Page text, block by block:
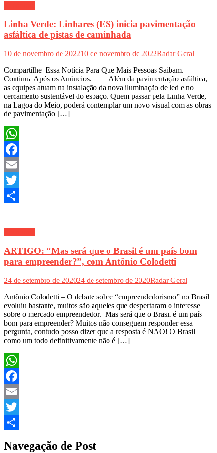
Linha Verde: Linhares (ES) inicia pavimentação
asfáltica de pistas de caminhada
10 de novembro de 202210 de novembro de 2022Radar Geral
Compartilhe Essa Notícia Para Que Mais Pessoas Saibam.
Continua Após os Anúncios. Além da pavimentação asfáltica,
as equipes atuam na instalação da nova iluminação de led e no
cercamento sustentável do espaço. Quem passar pela Linha Verde,
na Lagoa do Meio, poderá contemplar um novo visual com as obras
de pavimentação […]
WhatsApp
Facebook
Email
Twitter
ARTIGO: “Mas será que o Brasil é um país bom
para empreender?”, com Antônio Colodetti
24 de setembro de 202024 de setembro de 2020Radar Geral
Antônio Colodetti – O debate sobre “empreendedorismo” no Brasil
evoluiu bastante, muitos são aqueles que despertaram o interesse
sobre o mercado empreendedor. Mas será que o Brasil é um país
bom para empreender? Muitos não conseguem responder essa
pergunta, contudo posso dizer que a resposta é NÃO! O Brasil
como um todo definitivamente não é […]
WhatsApp
Facebook
Email
Twitter
Navegação de Post